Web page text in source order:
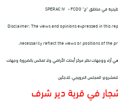
في مناطق "ج"SPERAC IV - FCDO
Disclaimer: The views and opinions expressed in this
necessarily reflect the views or positions of the
.
هي آراء ووجهات نظر مركز أبحاث الأراضي ولا تعكس بالضرورة وجهات
المجلس النرويجي. للاجئين
في قرية دير شرف